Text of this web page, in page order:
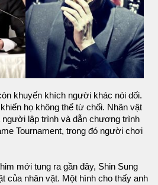
khuyến khích người khác nói dối.
họ không thể từ chối. Nhân vật
người lập trình và dẫn chương trình
Tournament, trong đó người chơi
mới tung ra gần đây, Shin Sung
của nhân vật. Một hình cho thấy anh